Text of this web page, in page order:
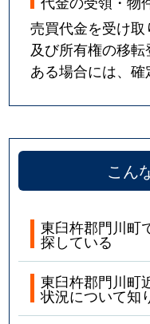
売買代金を受け
及び所有権の移
ある場合には、確
こん
東臼杵郡門川町
探している
東臼杵郡門川町
状況について知